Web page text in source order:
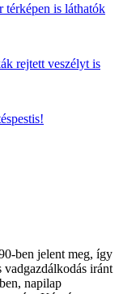
térképen is láthatók
rejtett veszélyt is
ben jelent meg, így
vadgazdálkodás iránt
napilap